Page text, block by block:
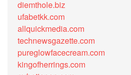
diemthole.biz
ufabetkk.com
allquickmedia.com
technewsgazette.com
pureglowfacecream.com
kingofherrings.com